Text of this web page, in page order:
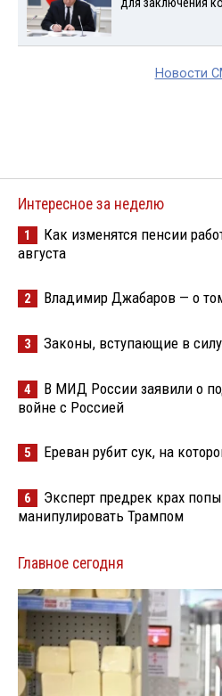
для заключения
Новости
Интересное за неделю
1
Как изменятся пенсии
августа
2 Владимир Джабаров — о
3 Законы, вступающие в силу
4
В МИД России заявили о
войне с Россией
5 Ереван рубит сук, на
6
Эксперт предрек крах
манипулировать Трампом
Главное сегодня